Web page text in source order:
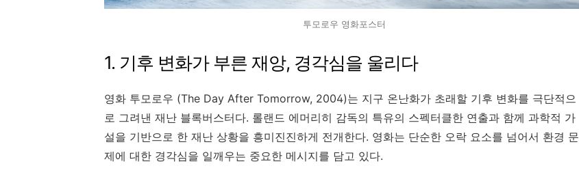
투모로우 영화포스터
1. 기후 변화가 부른 재앙, 경각심을 울리다
영화 투모로우 (The Day After Tomorrow, 2004)는 지구 온난화가 초래할 기후 변화를 극단적으
로 그려낸 재난 블록버스터다. 롤랜드 에머리히 감독의 특유의 스펙터클한 연출과 함께 과학적 가
설을 기반으로 한 재난 상황을 흥미진진하게 전개한다. 영화는 단순한 오락 요소를 넘어서 환경 문
제에 대한 경각심을 일깨우는 중요한 메시지를 담고 있다.